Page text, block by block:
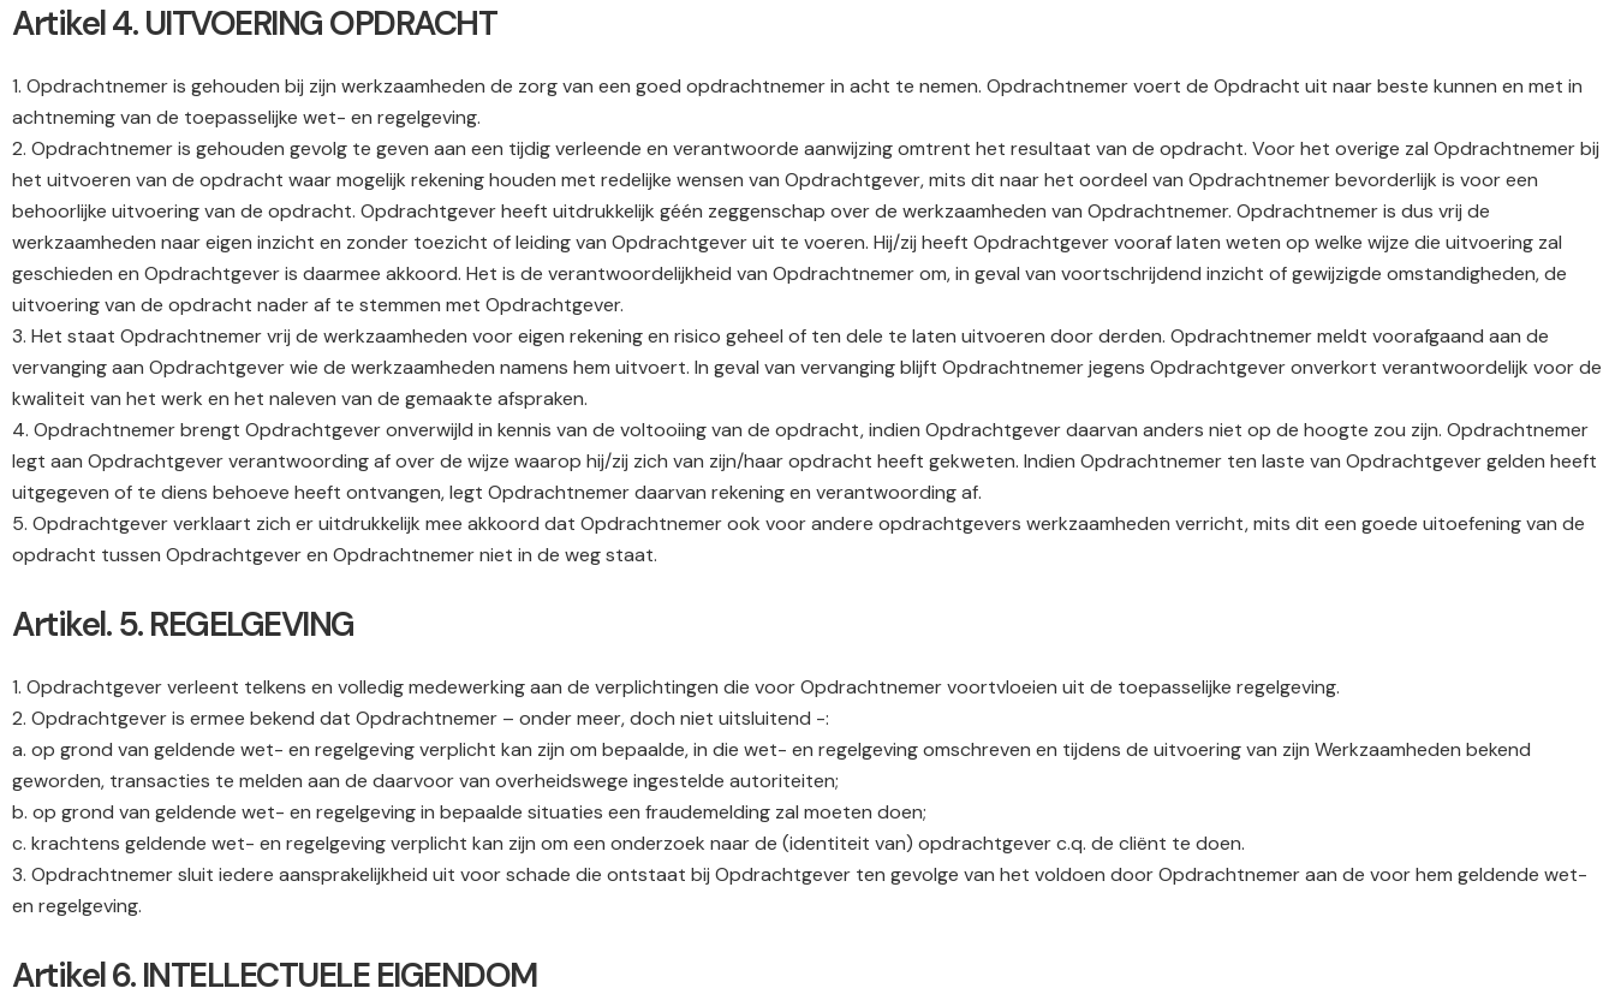
Artikel 4. UITVOERING OPDRACHT
1. Opdrachtnemer is gehouden bij zijn werkzaamheden de zorg van een goed opdrachtnemer in acht te nemen. Opdrachtnemer voert de Opdracht uit naar beste kunnen en met in
achtneming van de toepasselijke wet- en regelgeving.
2. Opdrachtnemer is gehouden gevolg te geven aan een tijdig verleende en verantwoorde aanwijzing omtrent het resultaat van de opdracht. Voor het overige zal Opdrachtnemer bij
het uitvoeren van de opdracht waar mogelijk rekening houden met redelijke wensen van Opdrachtgever, mits dit naar het oordeel van Opdrachtnemer bevorderlijk is voor een
behoorlijke uitvoering van de opdracht. Opdrachtgever heeft uitdrukkelijk géén zeggenschap over de werkzaamheden van Opdrachtnemer. Opdrachtnemer is dus vrij de
werkzaamheden naar eigen inzicht en zonder toezicht of leiding van Opdrachtgever uit te voeren. Hij/zij heeft Opdrachtgever vooraf laten weten op welke wijze die uitvoering zal
geschieden en Opdrachtgever is daarmee akkoord. Het is de verantwoordelijkheid van Opdrachtnemer om, in geval van voortschrijdend inzicht of gewijzigde omstandigheden, de
uitvoering van de opdracht nader af te stemmen met Opdrachtgever.
3. Het staat Opdrachtnemer vrij de werkzaamheden voor eigen rekening en risico geheel of ten dele te laten uitvoeren door derden. Opdrachtnemer meldt voorafgaand aan de
vervanging aan Opdrachtgever wie de werkzaamheden namens hem uitvoert. In geval van vervanging blijft Opdrachtnemer jegens Opdrachtgever onverkort verantwoordelijk voor de
kwaliteit van het werk en het naleven van de gemaakte afspraken.
4. Opdrachtnemer brengt Opdrachtgever onverwijld in kennis van de voltooiing van de opdracht, indien Opdrachtgever daarvan anders niet op de hoogte zou zijn. Opdrachtnemer
legt aan Opdrachtgever verantwoording af over de wijze waarop hij/zij zich van zijn/haar opdracht heeft gekweten. Indien Opdrachtnemer ten laste van Opdrachtgever gelden heeft
uitgegeven of te diens behoeve heeft ontvangen, legt Opdrachtnemer daarvan rekening en verantwoording af.
5. Opdrachtgever verklaart zich er uitdrukkelijk mee akkoord dat Opdrachtnemer ook voor andere opdrachtgevers werkzaamheden verricht, mits dit een goede uitoefening van de
opdracht tussen Opdrachtgever en Opdrachtnemer niet in de weg staat.
Artikel. 5. REGELGEVING
1. Opdrachtgever verleent telkens en volledig medewerking aan de verplichtingen die voor Opdrachtnemer voortvloeien uit de toepasselijke regelgeving.
2. Opdrachtgever is ermee bekend dat Opdrachtnemer – onder meer, doch niet uitsluitend -:
a. op grond van geldende wet- en regelgeving verplicht kan zijn om bepaalde, in die wet- en regelgeving omschreven en tijdens de uitvoering van zijn Werkzaamheden bekend
geworden, transacties te melden aan de daarvoor van overheidswege ingestelde autoriteiten;
b. op grond van geldende wet- en regelgeving in bepaalde situaties een fraudemelding zal moeten doen;
c. krachtens geldende wet- en regelgeving verplicht kan zijn om een onderzoek naar de (identiteit van) opdrachtgever c.q. de cliënt te doen.
3. Opdrachtnemer sluit iedere aansprakelijkheid uit voor schade die ontstaat bij Opdrachtgever ten gevolge van het voldoen door Opdrachtnemer aan de voor hem geldende wet-
en regelgeving.
Artikel 6. INTELLECTUELE EIGENDOM